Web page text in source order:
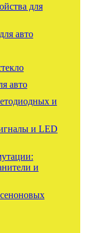
для
авто
авто
и
и LED
и